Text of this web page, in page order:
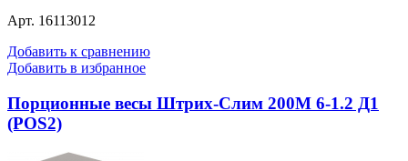
Арт. 16113012
Добавить к сравнению
Добавить в избранное
Порционные весы Штрих-Слим 200М 6-1.2 Д1
(POS2)